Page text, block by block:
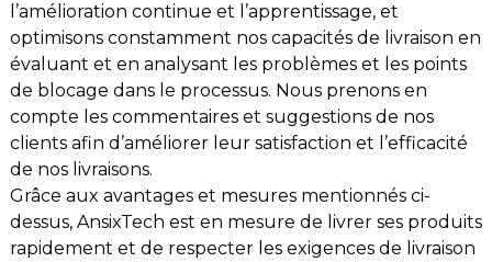
l’amélioration continue et l’apprentissage, et
optimisons constamment nos capacités de livraison en
évaluant et en analysant les problèmes et les points
de blocage dans le processus. Nous prenons en
compte les commentaires et suggestions de nos
clients afin d’améliorer leur satisfaction et l’efficacité
de nos livraisons.
Grâce aux avantages et mesures mentionnés ci-
dessus, AnsixTech est en mesure de livrer ses produits
rapidement et de respecter les exigences de livraison